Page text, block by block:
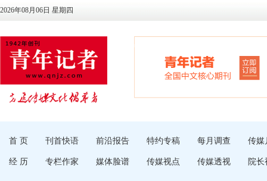
2026年08月06日 星期四
首 页 刊首快语 前沿报告 特约专稿 每月调查 传媒
经 历 专栏作家 媒体脸谱 传媒视点 传媒透视 院长